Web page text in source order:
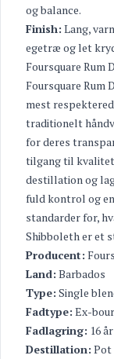
og balance.
Finish: Lang,
egetræ og let
Foursquare Rum
Foursquare Rum
mest
traditionelt
for deres
tilgang til
destillation og
fuld kontrol og
standarder for,
Shibboleth er et
Producent:
Land: Barbados
Type: Single
Fadtype: Ex-
Fadlagring: 16
Destillation: Pot